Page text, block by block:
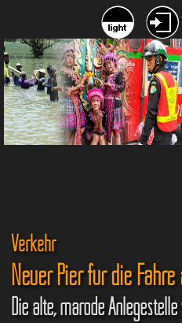
Verkehr
Neuer Pier für die
Die alte, marode